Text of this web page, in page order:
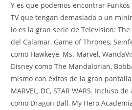
Y es que podemos encontrar
TV que tengan demasiada o un
lo es la gran serie de Television:
del Calamar, Game of Thrones,
como Hawkeye, Ms. Marvel,
Disney como The Mandalorian,
mismo con éxitos de la gran
MARVEL, DC, STAR WARS. Incluso
como Dragon Ball, My Hero